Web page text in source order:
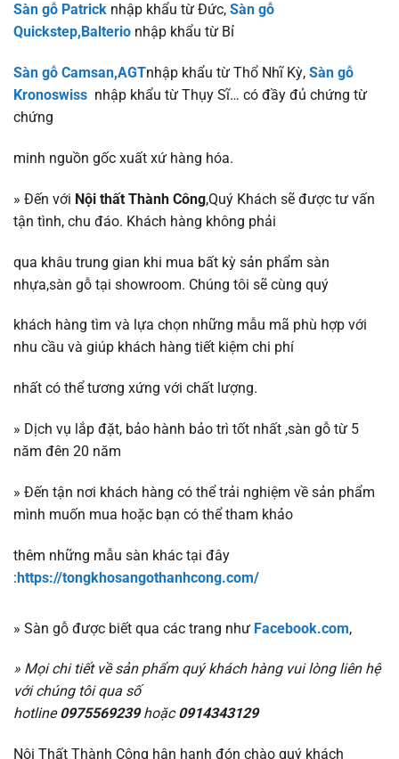
Sàn gỗ Patrick nhập khẩu từ Đức, Sàn gỗ
Quickstep,Balterio nhập khẩu từ Bỉ
Sàn gỗ Camsan,AGTnhập khẩu từ Thổ Nhĩ Kỳ, Sàn gỗ
Kronoswiss nhập khẩu từ Thụy Sĩ… có đầy đủ chứng từ
chứng
minh nguồn gốc xuất xứ hàng hóa.
» Đến với Nội thất Thành Công,Quý Khách sẽ được tư vấn
tận tình, chu đáo. Khách hàng không phải
qua khâu trung gian khi mua bất kỳ sản phẩm sàn
nhựa,sàn gỗ tại showroom. Chúng tôi sẽ cùng quý
khách hàng tìm và lựa chọn những mẫu mã phù hợp với
nhu cầu và giúp khách hàng tiết kiệm chi phí
nhất có thể tương xứng với chất lượng.
» Dịch vụ lắp đặt, bảo hành bảo trì tốt nhất ,sàn gỗ từ 5
năm đên 20 năm
» Đến tận nơi khách hàng có thể trải nghiệm về sản phẩm
mình muốn mua hoặc bạn có thể tham khảo
thêm những mẫu sàn khác tại đây
:https://tongkhosangothanhcong.com/
» Sàn gỗ được biết qua các trang như Facebook.com,
» Mọi chi tiết về sản phẩm quý khách hàng vui lòng liên hệ
với chúng tôi qua số
hotline0975569239hoặc0914343129
Nội Thất Thành Công hân hạnh đón chào quý khách